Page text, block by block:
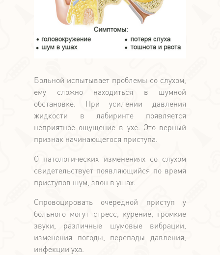
Больной испытывает проблемы со слухом,
ему сложно находиться в шумной
обстановке. При усилении давления
жидкости в лабиринте появляется
неприятное ощущение в ухе. Это верный
признак начинающегося приступа.
О патологических изменениях со слухом
свидетельствует появляющийся по время
приступов шум, звон в ушах.
Спровоцировать очередной приступ у
больного могут стресс, курение, громкие
звуки, различные шумовые вибрации,
изменения погоды, перепады давления,
инфекции уха.